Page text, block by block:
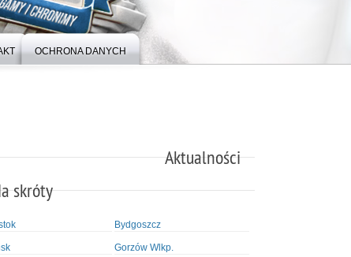
OCHRONA DANYCH
Aktualności
skróty
Bydgoszcz
Gorzów Wlkp.